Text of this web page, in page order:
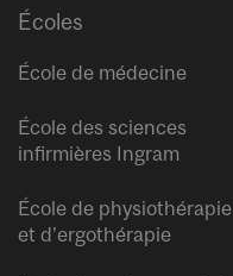
Écoles
École de médecine
École des sciences
infirmières Ingram
École de physiothérapie
et d’ergothérapie